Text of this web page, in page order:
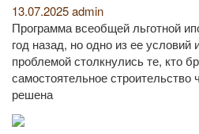
13.07.2025admin
Программа всеобщей льготной
год назад, но одно из ее
проблемой столкнулись те, кто
самостоятельное строительство
решена